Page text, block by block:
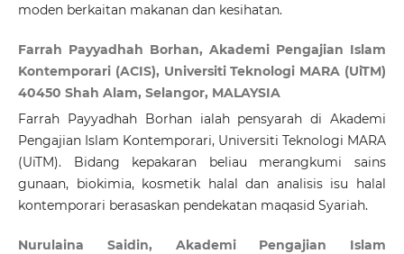
moden berkaitan makanan dan kesihatan.
Farrah Payyadhah Borhan, Akademi Pengajian Islam
Kontemporari (ACIS), Universiti Teknologi MARA (UiTM)
40450 Shah Alam, Selangor, MALAYSIA
Farrah Payyadhah Borhan ialah pensyarah di Akademi
Pengajian Islam Kontemporari, Universiti Teknologi MARA
(UiTM). Bidang kepakaran beliau merangkumi sains
gunaan, biokimia, kosmetik halal dan analisis isu halal
kontemporari berasaskan pendekatan maqasid Syariah.
Nurulaina Saidin, Akademi Pengajian Islam